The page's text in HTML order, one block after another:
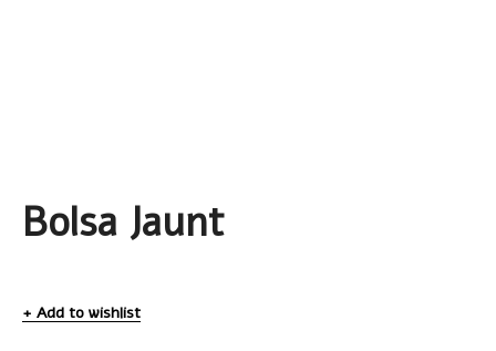
Bolsa Jaunt
Add to wishlist